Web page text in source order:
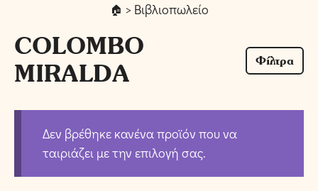
> Βιβλιοπωλείο
COLOMBO
MIRALDA
Φίλτρα
Δεν βρέθηκε κανένα προϊόν που να
ταιριάζει με την επιλογή σας.